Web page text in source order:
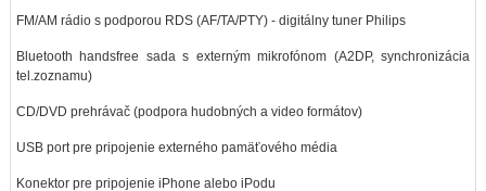
FM/AM rádio s podporou RDS (AF/TA/PTY) - digitálny tuner Philips
Bluetooth handsfree sada s externým mikrofónom (A2DP, synchronizácia
tel.zoznamu)
CD/DVD prehrávač (podpora hudobných a video formátov)
USB port pre pripojenie externého pamäťového média
Konektor pre pripojenie iPhone alebo iPodu